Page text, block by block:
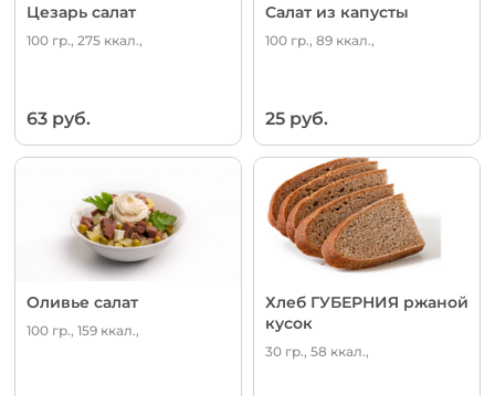
Цезарь салат
100 гр., 275 ккал.,
63 руб.
Салат из капусты
100 гр., 89 ккал.,
25 руб.
Оливье салат
100 гр., 159 ккал.,
Хлеб ГУБЕРНИЯ ржаной
кусок
30 гр., 58 ккал.,